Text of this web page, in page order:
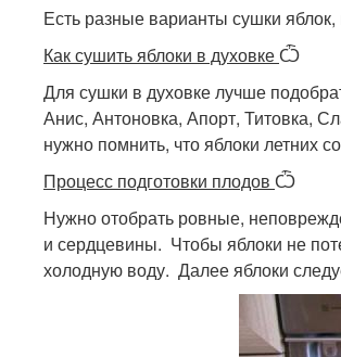
Есть разные варианты сушки
Как сушить яблоки в духовкеѼ
Для сушки в духовке лучше
Анис, Антоновка, Апорт, Титовка,
нужно помнить, что яблоки летних
Процесс подготовки плодов Ѽ
Нужно отобрать ровные,
и сердцевины. Чтобы яблоки не
холодную воду. Далее яблоки